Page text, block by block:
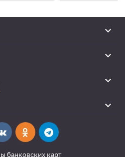



